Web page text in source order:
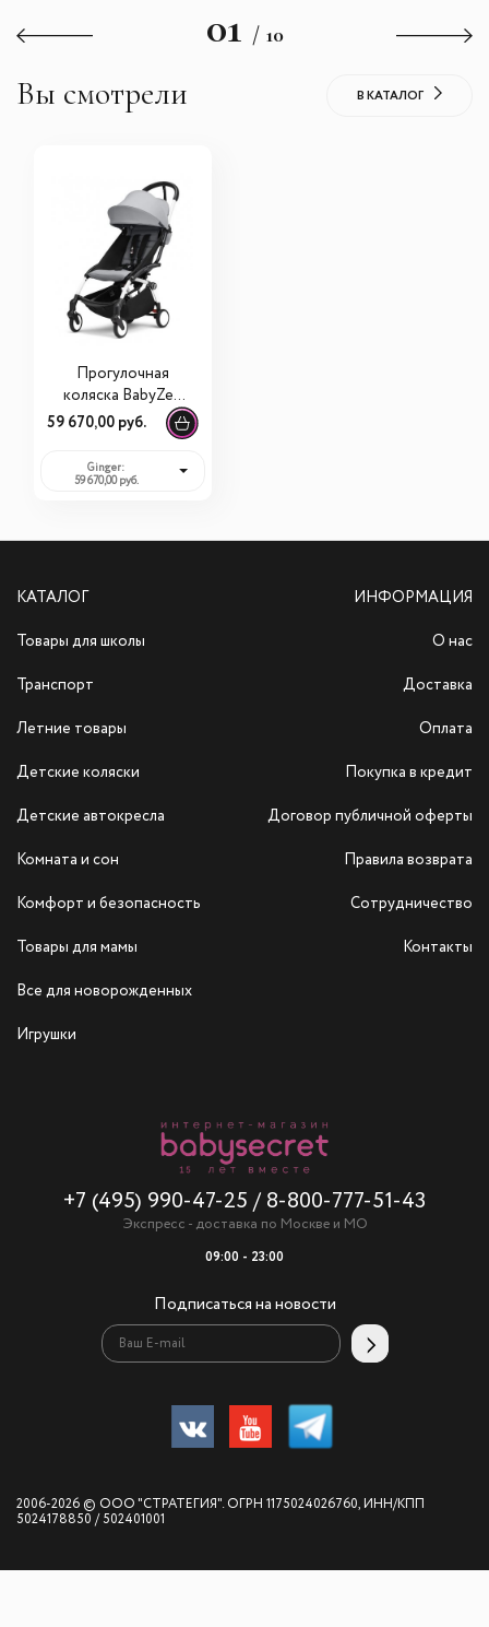
01 / 10
Вы смотрели В КАТАЛОГ
Прогулочная
коляска BabyZen
YoYo3 (белое
59 670,00 руб.
Ginger:
59 670,00 руб.
КАТАЛОГ
Товары для школы
Транспорт
Летние товары
Детские коляски
Детские автокресла
Комната и сон
Комфорт и безопасность
Товары для мамы
Все для новорожденных
Игрушки
+7 (495) 990-47-25 / 8-800-777-51-43
Экспресс - доставка по Москве и МО
09:00 - 23:00
Подписаться на новости
ИНФОРМАЦИЯ
О нас
Доставка
Оплата
Покупка в кредит
Договор публичной оферты
Правила возврата
Сотрудничество
Контакты
2006-2026 © ООО "СТРАТЕГИЯ". ОГРН 1175024026760, ИНН/КПП
5024178850 / 502401001